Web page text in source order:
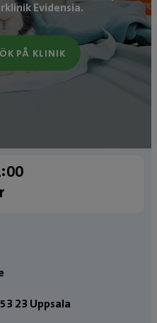
Evidensia.
PÅ KLINIK
23 Uppsala